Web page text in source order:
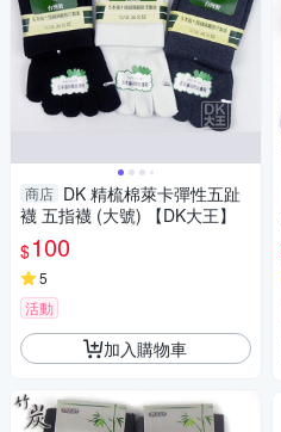
商店 DK 精梳棉萊卡彈性五趾
襪 五指襪 (大號) 【DK大王】
$100
5
活動
加入購物車